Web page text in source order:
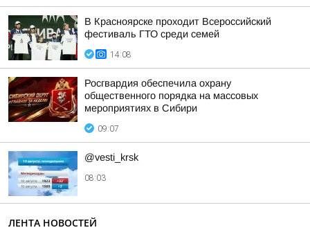
В Красноярске проходит Всероссийский
фестиваль ГТО среди семей
14:08
Росгвардия обеспечила охрану
общественного порядка на массовых
мероприятиях в Сибири
09:07
@vesti_krsk
08:03
ЛЕНТА НОВОСТЕЙ